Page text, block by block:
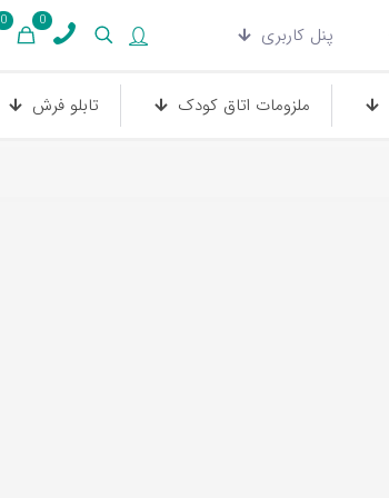
پنل کاربری
0
0
ملزومات اتاق کودک تابلو فرش